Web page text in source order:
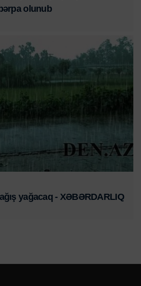
olunub
yağacaq - XƏBƏRDARLIQ